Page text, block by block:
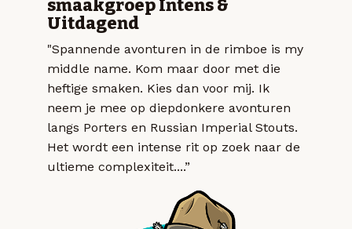
smaakgroep Intens &
Uitdagend
"Spannende avonturen in de rimboe is my
middle name. Kom maar door met die
heftige smaken. Kies dan voor mij. Ik
neem je mee op diepdonkere avonturen
langs Porters en Russian Imperial Stouts.
Het wordt een intense rit op zoek naar de
ultieme complexiteit....”